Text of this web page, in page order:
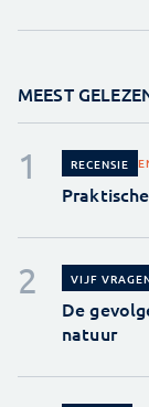
MEEST
RECENSIE
VIJF
De
natuur